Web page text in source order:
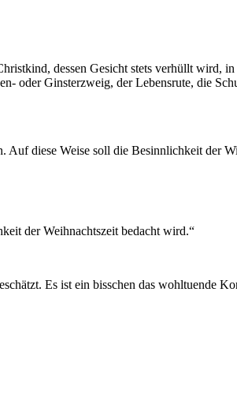
dessen Gesicht stets verhüllt wird,
oder Ginsterzweig, der Lebensrute, die
diese Weise soll die Besinnlichkeit der
der Weihnachtszeit bedacht wird.“
Es ist ein bisschen das wohltuende